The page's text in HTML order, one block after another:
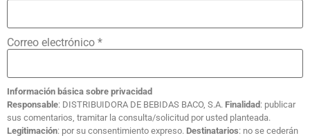
Correo electrónico *
Información básica sobre privacidad
Responsable: DISTRIBUIDORA DE BEBIDAS BACO, S.A. Finalidad : publicar
sus comentarios, tramitar la consulta/solicitud por usted planteada.
Legitimación: por su consentimiento expreso. Destinatarios: no se cederán